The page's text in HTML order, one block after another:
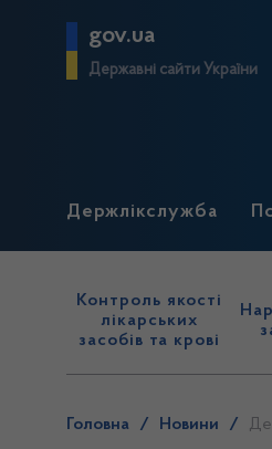
gov.ua
Державні сайти України
Держлікслужба
Контроль якості
лікарських
засобів та крові
Головна / Новини /